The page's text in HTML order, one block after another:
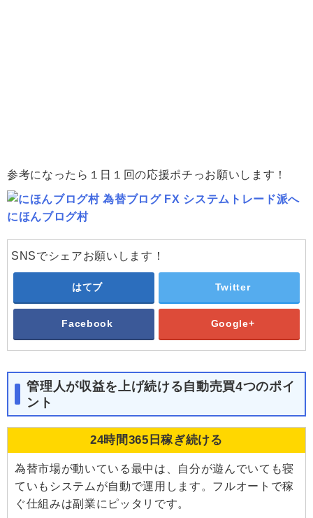
参考になったら１日１回の応援ポチっお願いします！
にほんブログ村
SNSでシェアお願いします！
はてブ Twitter
Facebook Google+
管理人が収益を上げ続ける自動売買4つのポイ
ント
24時間365日稼ぎ続ける
為替市場が動いている最中は、自分が遊んでいても寝
ていもシステムが自動で運用します。フルオートで稼
ぐ仕組みは副業にピッタリです。